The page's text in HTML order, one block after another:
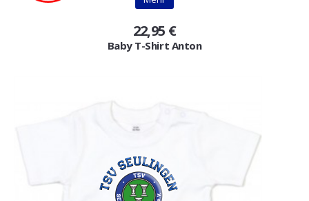
22,95 €
Baby T-Shirt Anton